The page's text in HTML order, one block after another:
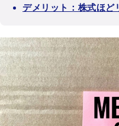
デメリット：株式ほど